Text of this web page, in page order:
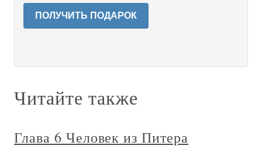
ПОЛУЧИТЬ ПОДАРОК
Читайте также
Глава 6 Человек из Питера